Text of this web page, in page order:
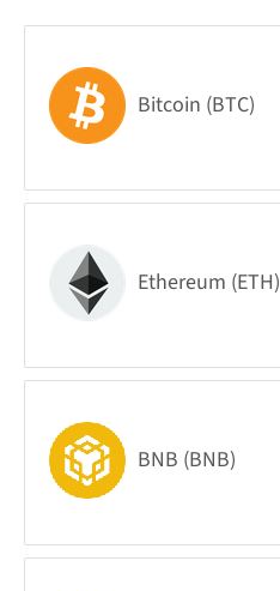
Bitcoin (BTC)
Ethereum (ETH)
BNB (BNB)